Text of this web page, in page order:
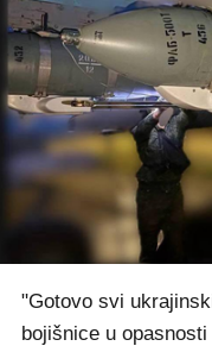
"Gotovo svi
bojišnice u